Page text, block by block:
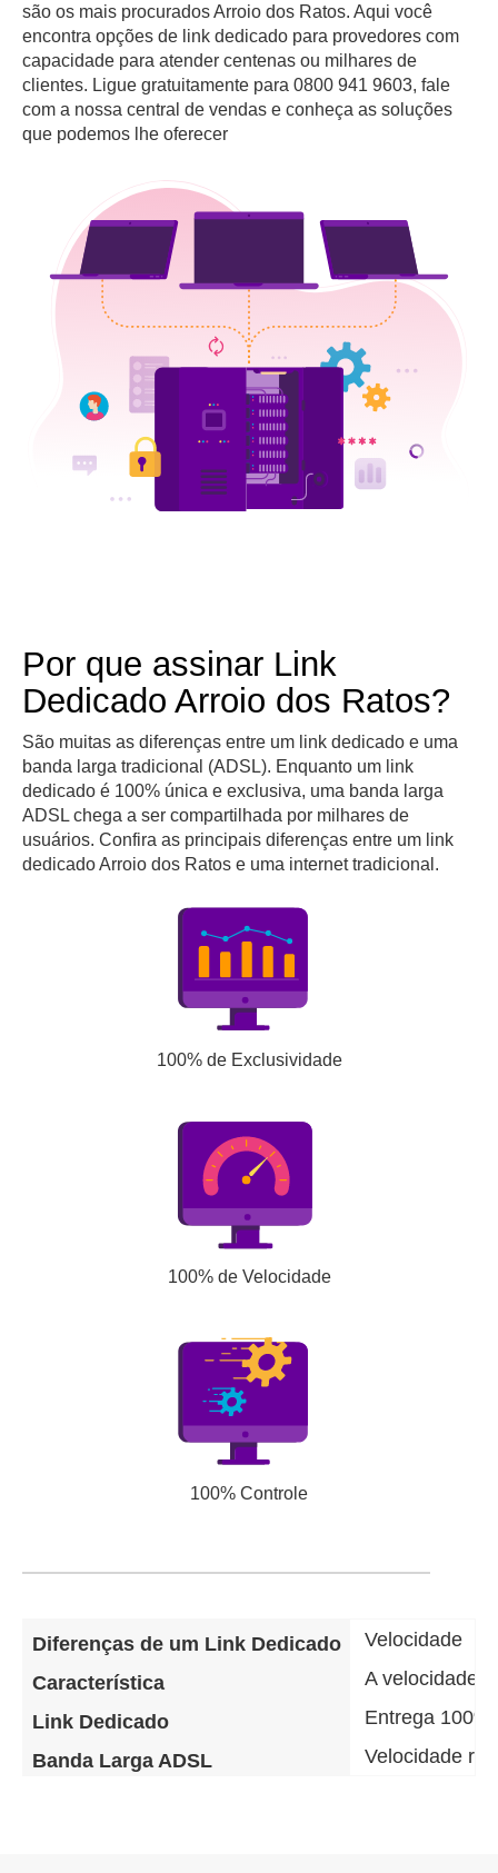
são os mais procurados Arroio dos Ratos. Aqui você
encontra opções de link dedicado para provedores com
capacidade para atender centenas ou milhares de
clientes. Ligue gratuitamente para 0800 941 9603, fale
com a nossa central de vendas e conheça as soluções
que podemos lhe oferecer
Por que assinar Link
Dedicado Arroio dos Ratos?
São muitas as diferenças entre um link dedicado e uma
banda larga tradicional (ADSL). Enquanto um link
dedicado é 100% única e exclusiva, uma banda larga
ADSL chega a ser compartilhada por milhares de
usuários. Confira as principais diferenças entre um link
dedicado Arroio dos Ratos e uma internet tradicional.
100% de Exclusividade
100% de Velocidade
100% Controle
Diferenças de um Link Dedicado
Característica
Link Dedicado
Banda Larga ADSL
Velocidade
A velocidade
Entrega
Velocidade